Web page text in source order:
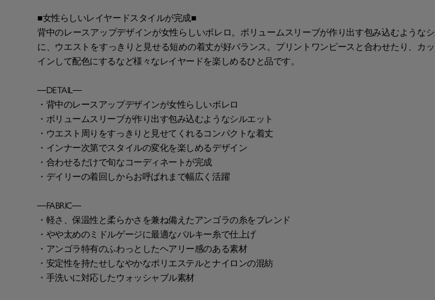
■女性らしいレイヤードスタイルが完成■
背中のレースアップデザインが女性らしいボレロ。ボリュームスリーブが作り出す包み込むようなシ
に、ウエストをすっきりと見せる短めの着丈が好バランス。プリントワンピースと合わせたり、カ
インして配色にするなど様々なレイヤードを楽しめるひと品です。
―DETAIL―
・背中のレースアップデザインが女性らしいボレロ
・ボリュームスリーブが作り出す包み込むようなシルエット
・ウエスト周りをすっきりと見せてくれるコンパクトな着丈
・インナー次第でスタイルの変化を楽しめるデザイン
・合わせるだけで旬なコーディネートが完成
・デイリーの着回しからお呼ばれまで幅広く活躍
―FABRIC―
・軽さ、保温性と柔らかさを兼ね備えたアンゴラの糸をブレンド
・やや太めのミドルゲージに最適なバルキー糸で仕上げ
・アンゴラ特有のふわっとしたヘアリー感のある素材
・安定性を持たせしなやかなポリエステルとナイロンの混紡
・手洗いに対応したウォッシャブル素材